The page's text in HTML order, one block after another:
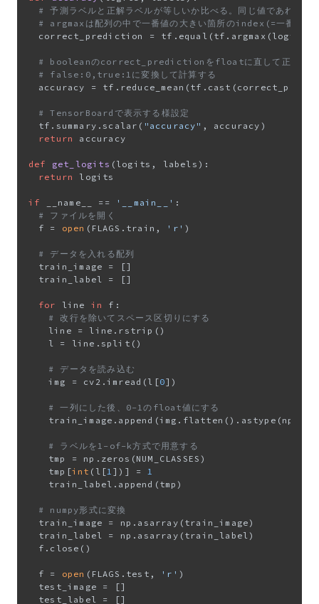
# 予測ラベルと正解ラベルが等しいか比べる。同じ値であれば
# argmaxは配列の中で一番値の大きい箇所のindex(=一番正解
	correct_prediction = tf.equal(tf.argmax(logits,
# booleanのcorrect_predictionをfloatに直して正解率の
# false:0,true:1に変換して計算する
accuracy =
# TensorBoardで表示する様設定
	tf.summary.scalar(
"accuracy" , accuracy)
return
accuracy
def get_logits ( logits, labels ):
return
logits
if __name__ == '__main__' :
# ファイルを開く
	f =
open (FLAGS.train, 'r' )
# データを入れる配列
for line in
f:
# 改行を除いてスペース区切りにする
# データを読み込む
		img = cv2.imread(l[
0])
# 一列にした後、0-1のfloat値にする
# ラベルを1-of-k方式で用意する
		tmp[
int (l[1 ])] = 1
# numpy形式に変換
	f =
open (FLAGS.test, 'r' )